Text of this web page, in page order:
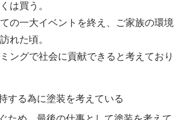
は買う。
の一大イベントを終え、ご家族の環境
れた頃。
ングで社会に貢献できると考えており
する為に塗装を考えている